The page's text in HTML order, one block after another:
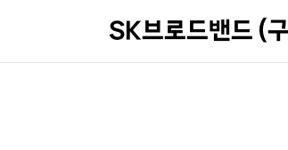
SK브로드밴드 (